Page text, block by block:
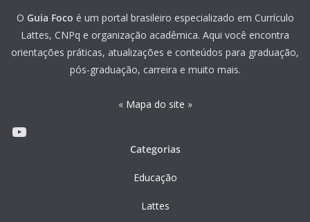
O Guia Foco é um portal brasileiro especializado em Currículo
Lattes, CNPq e organização acadêmica. Aqui você encontra
orientações práticas, atualizações e conteúdos para graduação,
pós-graduação, carreira e muito mais.
« Mapa do site »
Youtube
Categorias
Educação
Lattes